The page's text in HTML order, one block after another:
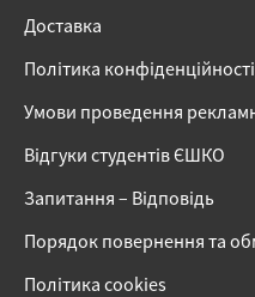
Доставка
Політика конфіденційності
Умови проведення
Відгуки студентів ЄШКО
Запитання – Відповідь
Порядок повернення та
Політика cookies